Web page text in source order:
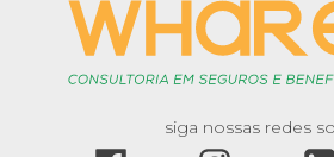
siga nossas redes